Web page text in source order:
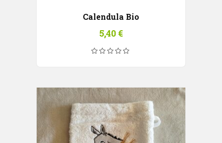
Calendula Bio
5,40 €